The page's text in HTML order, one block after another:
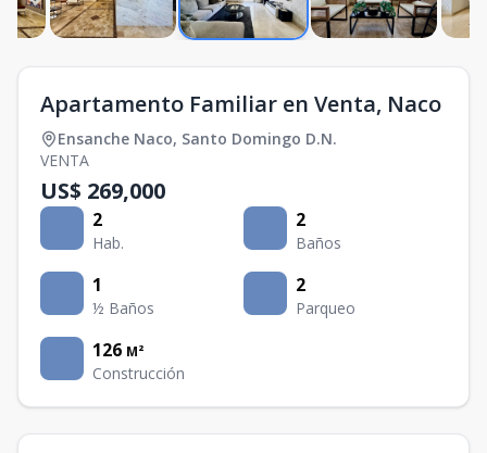
Apartamento Familiar en Venta, Naco
Ensanche Naco, Santo Domingo D.N.
VENTA
US$ 269,000
2
Hab.
2
Baños
1
½ Baños
2
Parqueo
126 M²
Construcción